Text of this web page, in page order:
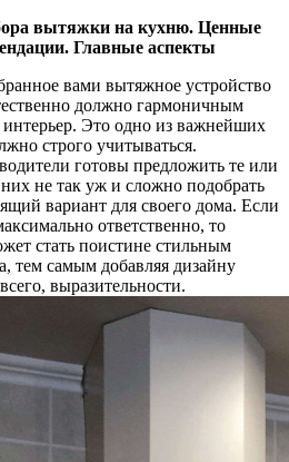
вытяжки на кухню. Ценные
Главные аспекты
вами вытяжное устройство
должно гармоничным
интерьер. Это одно из важнейших
строго учитываться.
готовы предложить те или
не так уж и сложно подобрать
вариант для своего дома. Если
ответственно, то
стать поистине стильным
тем самым добавляя дизайну
выразительности.